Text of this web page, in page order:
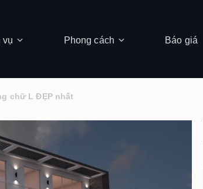
vụ Phong cách Báo giá
chữ L ĐẸP nhất